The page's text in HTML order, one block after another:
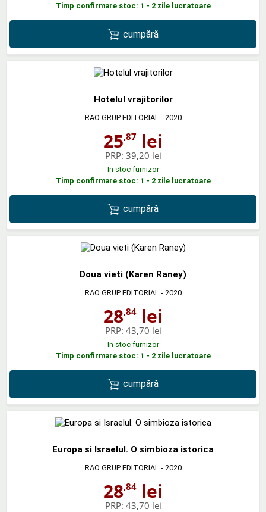
Timp confirmare stoc: 1 - 2 zile lucratoare
cumpără
Hotelul vrajitorilor
RAO GRUP EDITORIAL- 2020
25,87 lei
PRP: 39,20 lei
In stoc furnizor
Timp confirmare stoc: 1 - 2 zile lucratoare
cumpără
Doua vieti (Karen Raney)
RAO GRUP EDITORIAL - 2020
28,84 lei
PRP: 43,70 lei
In stoc furnizor
Timp confirmare stoc: 1 - 2 zile lucratoare
cumpără
Europa si Israelul. O simbioza istorica
RAO GRUP EDITORIAL - 2020
28,84 lei
PRP: 43,70 lei